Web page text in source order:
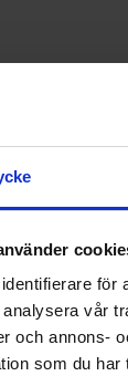
för
vår
och annons-
som du